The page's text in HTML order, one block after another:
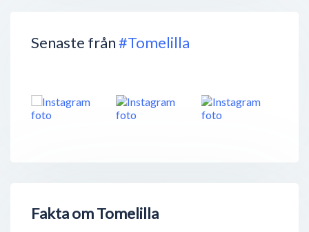
Senaste från#Tomelilla
Fakta om Tomelilla